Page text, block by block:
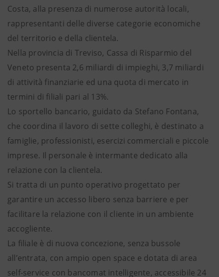
Costa, alla presenza di numerose autorità locali,
rappresentanti delle diverse categorie economiche
del territorio e della clientela.
Nella provincia di Treviso, Cassa di Risparmio del
Veneto presenta 2,6 miliardi di impieghi, 3,7 miliardi
di attività finanziarie ed una quota di mercato in
termini di filiali pari al 13%.
Lo sportello bancario, guidato da Stefano Fontana,
che coordina il lavoro di sette colleghi, è destinato a
famiglie, professionisti, esercizi commerciali e piccole
imprese. Il personale è intermante dedicato alla
relazione con la clientela.
Si tratta di un punto operativo progettato per
garantire un accesso libero senza barriere e per
facilitare la relazione con il cliente in un ambiente
accogliente.
La filiale è di nuova concezione, senza bussole
all’entrata, con ampio open space e dotata di area
self-service con bancomat intelligente, accessibile 24